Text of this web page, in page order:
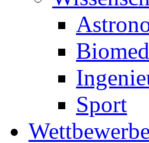
Sport
Wettbewerbe